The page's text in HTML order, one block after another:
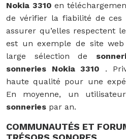
Nokia 3310en
de vérifier la fiabilité de ces
assurer qu’elles respectent
est un exemple de site
large sélection de
sonneries Nokia 3310 .
haute qualité pour une
En moyenne, un
sonneries par an.
COMMUNAUTÉS ET